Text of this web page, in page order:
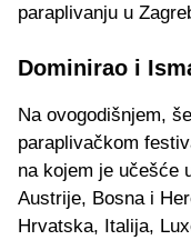
paraplivanju u
Dominirao i
Na ovogodišnjem,
paraplivačkom
na kojem je učešće
Austrije, Bosna i
Hrvatska, Italija,